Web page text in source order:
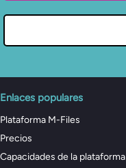
Enlaces populares
Plataforma M-Files
Precios
Capacidades de la plataforma